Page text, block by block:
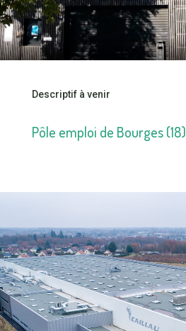
Pôle emploi de Bourges (18)
Descriptif à venir